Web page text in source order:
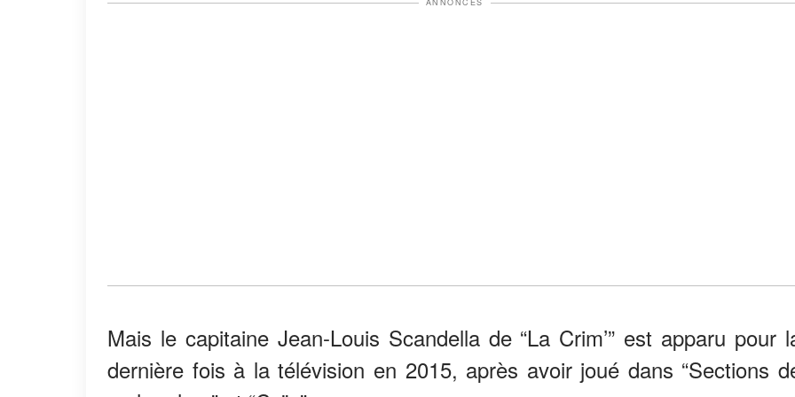
ANNONCES
Mais le capitaine Jean-Louis Scandella de “La Crim’” est apparu pour
dernière fois à la télévision en 2015, après avoir joué dans “Sections